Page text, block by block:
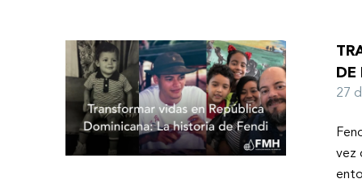
DE
27
vez